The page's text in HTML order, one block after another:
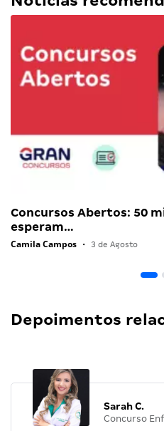
Concursos Abertos: 50
esperam…
Camila Campos • 3 de Agosto
Depoimentos
Sarah C.
Concurso